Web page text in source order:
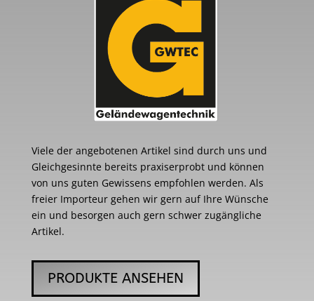
Viele der angebotenen Artikel sind durch uns und
Gleichgesinnte bereits praxiserprobt und können
von uns guten Gewissens empfohlen werden. Als
freier Importeur gehen wir gern auf Ihre Wünsche
ein und besorgen auch gern schwer zugängliche
Artikel.
PRODUKTE ANSEHEN